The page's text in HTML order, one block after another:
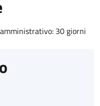
30 giorni